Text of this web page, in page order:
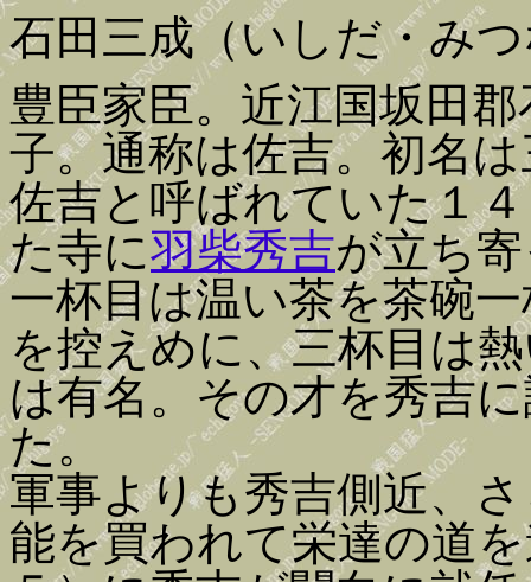
石田三成（いしだ・み
豊臣家臣。近江国坂田
子。通称は佐吉。初名
佐吉と呼ばれていた１
た寺に羽柴秀吉が立ち
一杯目は温い茶を茶碗
を控えめに、三杯目は
は有名。その才を秀吉
た。
軍事よりも秀吉側近、
能を買われて栄達の道